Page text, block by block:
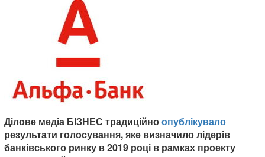
Ділове медіа БІЗНЕС традиційноопублікувало
результати голосування, яке визначило лідерів
банківського ринку в 2019 році в рамках проекту